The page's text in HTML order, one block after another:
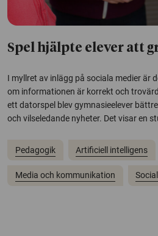
Spel hjälpte elever att
I myllret av inlägg på sociala medier är
om informationen är korrekt och
ett datorspel blev gymnasieelever
och vilseledande nyheter. Det visar en
Pedagogik Artificiell intelligens
Media och kommunikation